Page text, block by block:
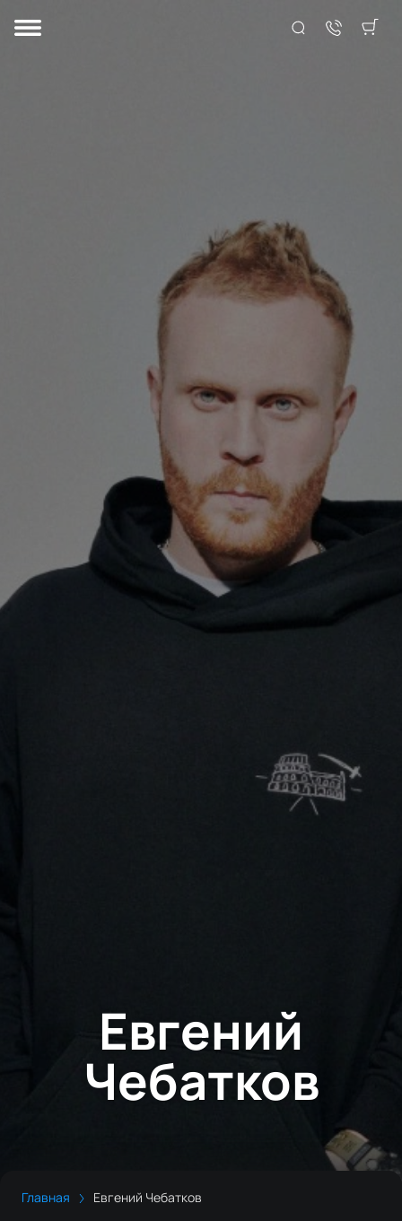
Евгений
Чебатков
Главная Евгений Чебатков